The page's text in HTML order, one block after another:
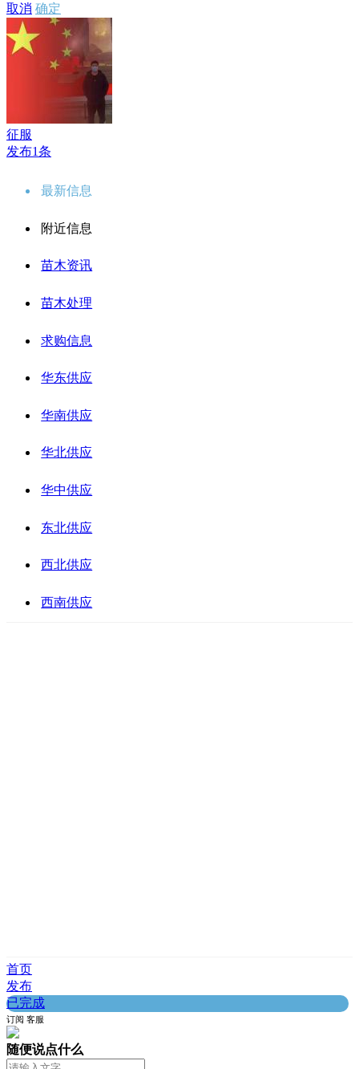
取消 确定
征服
发布1条
最新信息
附近信息
苗木资讯
苗木处理
求购信息
华东供应
华南供应
华北供应
华中供应
东北供应
西北供应
西南供应
首页
发布
已完成
订阅 客服
随便说点什么